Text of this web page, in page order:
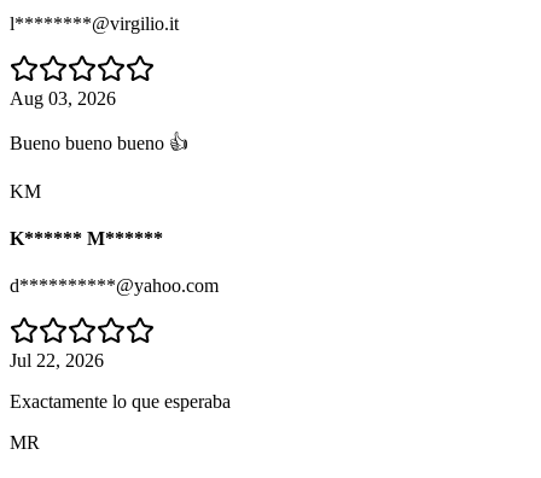
l********@virgilio.it
Aug 03, 2026
Bueno bueno bueno 👍
KM
K****** M******
d**********@yahoo.com
Jul 22, 2026
Exactamente lo que esperaba
MR